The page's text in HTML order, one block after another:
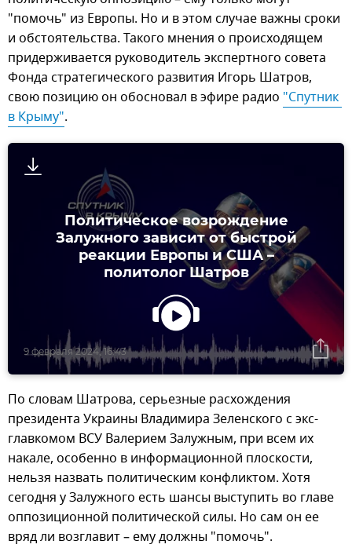
"помочь" из Европы. Но и в этом случае важны сроки
и обстоятельства. Такого мнения о происходящем
придерживается руководитель экспертного совета
Фонда стратегического развития Игорь Шатров,
свою позицию он обосновал в эфире радио "Спутник
в Крыму".
Политическое возрождение
Залужного зависит от быстрой
реакции Европы и США –
политолог Шатров
9 февраля 2024, 16:43
По словам Шатрова, серьезные расхождения
президента Украины Владимира Зеленского с экс-
главкомом ВСУ Валерием Залужным, при всем их
накале, особенно в информационной плоскости,
нельзя назвать политическим конфликтом. Хотя
сегодня у Залужного есть шансы выступить во главе
оппозиционной политической силы. Но сам он ее
вряд ли возглавит – ему должны "помочь".